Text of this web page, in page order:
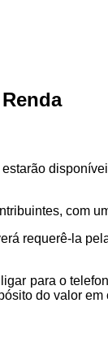
com
requerê-la
para o
do valor em